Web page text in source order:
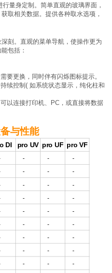
量身定制。简单直观的玻璃界面，
取相关数据。提供各种取水选项，
刻。直观的菜单导航，使操作更为
包括：
要更换，同时伴有闪烁图标提示。
续控制( 如系统状态显示，纯化柱和
以连接打印机、PC，或直接将数据
与性能
DI pro UV pro UF pro VF
- -
-
- - -
- -
-
- -
-
- -
-
- - -
- -
-
- -
-
- -
-